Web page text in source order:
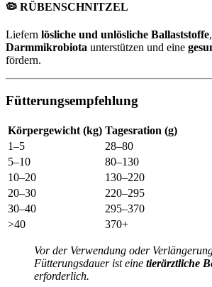
🦠 RÜBENSCHNITZEL
Liefern lösliche und unlösliche Ballaststoffe
Darmmikrobiota unterstützen und eine
fördern.
Fütterungsempfehlung
Körpergewicht (kg) Tagesration (g)
1–5
28–80
5–10
80–130
10–20
130–220
20–30
220–295
30–40
295–370
>40
370+
Vor der Verwendung oder
Fütterungsdauer ist eine tierärztliche
erforderlich.